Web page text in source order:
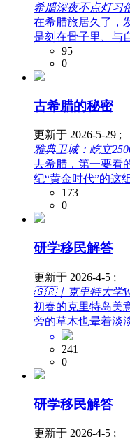
希腊深夜不点灯习
在希腊旅居久了，
是刻在骨子里、与
95
0
古希腊的秘密
更新于 2026-5-29 ;
雅典卫城：屹立
去希腊，第一要看
纪“黄金时代”的这
173
0
研学移民解答
更新于 2026-4-5 ;
🇬🇷｜克里特大学
初春的克里特岛美
旁的草木也晕着淡
241
0
研学移民解答
更新于 2026-4-5 ;